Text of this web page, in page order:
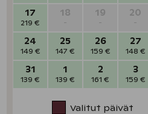
17
219 €
18
-
19
-
20
-
24
149 €
25
147 €
26
159 €
27
148 €
31
139 €
1
139 €
2
161 €
3
159 €
Valitut päivät